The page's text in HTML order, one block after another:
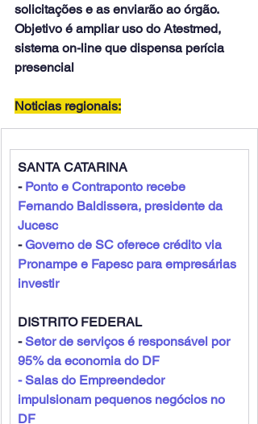
solicitações e as enviarão ao órgão.
Objetivo é ampliar uso do Atestmed,
sistema on-line que dispensa perícia
presencial
Noticias regionais:
SANTA CATARINA
- Ponto e Contraponto recebe
Fernando Baldissera, presidente da
Jucesc
- Governo de SC oferece crédito via
Pronampe e Fapesc para empresárias
investir
DISTRITO FEDERAL
- Setor de serviços é responsável por
95% da economia do DF
- Salas do Empreendedor
impulsionam pequenos negócios no
DF